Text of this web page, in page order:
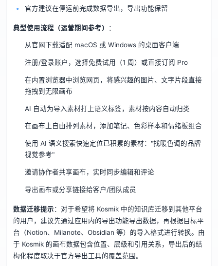
官方建议在停运前完成数据导出，导出功能保留
典型使用流程（运营期间参考） ：
从官网下载适配 macOS 或 Windows 的桌面客户端
注册/登录账户，选择免费试用（1 周）或直接订阅 Pro
在内置浏览器中浏览网页，将感兴趣的图片、文字片段直接
拖拽到无限画布
AI 自动为导入素材打上语义标签，素材按内容自动归类
在画布上自由排列素材，添加笔记、色彩样本和情绪板组合
使用 AI 语义搜索快速定位已积累的素材："找暖色调的品牌
视觉参考"
邀请协作者共享画布，实时同步编辑和评论
导出画布或分享链接给客户/团队成员
数据迁移提示：对于希望将 Kosmik 中的知识库迁移到其他平台
的用户，建议先通过应用内的导出功能导出数据，再根据目标平
台（Notion、Milanote、Obsidian 等）的导入格式进行转换。由
于 Kosmik 的画布数据包含位置、层级和引用关系，导出后的结
构化程度取决于官方导出工具的覆盖范围。